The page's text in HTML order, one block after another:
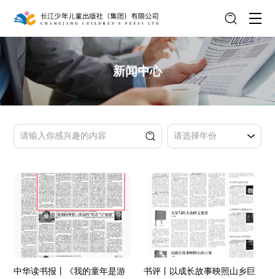
新闻中心
中华读书报丨《我的童年是游
书评丨以成长故事映照山乡巨